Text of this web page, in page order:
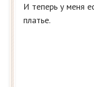
И теперь у меня
платье.